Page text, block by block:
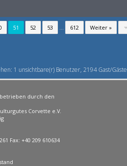
51 52 53 ... 612 Weiter »
1 unsichtbare(r) Benutzer, 2194 Gast/Gäste
durch den
Corvette e.V.
Fax: +40 209 610634